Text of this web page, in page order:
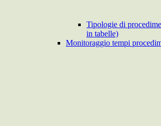
Tipologie di
in tabelle)
Monitoraggio tempi